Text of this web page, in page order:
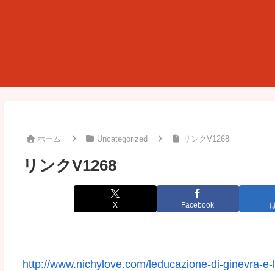
ホーム Uncategorized リンクV1268
リンクV1268
X Facebook
http://www.nichylove.com/leducazione-di-ginevra-